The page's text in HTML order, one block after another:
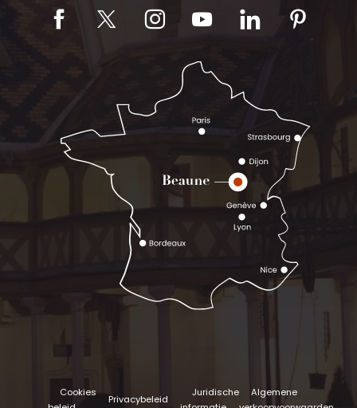
Cookies
Privacybeleid
Juridische
Algemene